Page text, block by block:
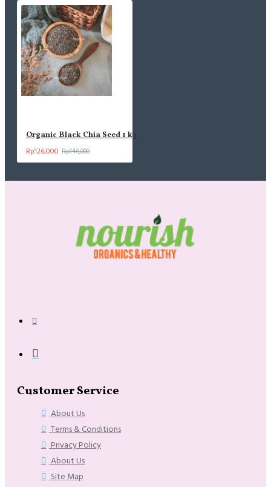
Organic Black Chia Seed 1 kg
Rp126,000 Rp146,000
Customer Service
About Us
Terms & Conditions
Privacy Policy
About Us
Site Map